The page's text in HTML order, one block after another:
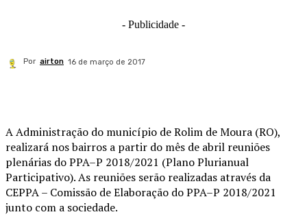
- Publicidade -
Por airton 16 de março de 2017
A Administração do município de Rolim de Moura (RO),
realizará nos bairros a partir do mês de abril reuniões
plenárias do PPA–P 2018/2021 (Plano Plurianual
Participativo). As reuniões serão realizadas através da
CEPPA – Comissão de Elaboração do PPA–P 2018/2021
junto com a sociedade.